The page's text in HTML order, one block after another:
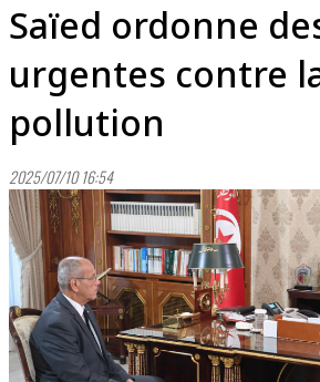
Saïed ordonne
urgentes contre
pollution
2025/07/10 16:54